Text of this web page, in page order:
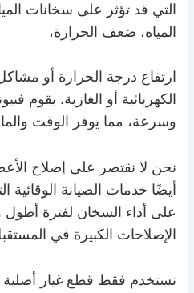
التي قد تؤثر على سخانات
المياه، ضعف الحرارة،
ارتفاع درجة الحرارة أو
الكهربائية أو الغازية. يقوم
وسرعة، مما يوفر الوقت
نحن لا نقتصر على إصلاح
أيضًا خدمات الصيانة
على أداء السخان لفترة أطول
الإصلاحات الكبيرة في
نستخدم فقط قطع غيار أصلية